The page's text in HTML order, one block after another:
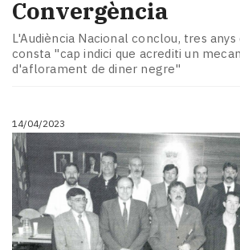
la
teva!
Subscriptors
La
Pallars
Contingut
patrocinat
Lo
més
llegit...
Editorial
Convergència
L'Audiència Nacional conclou, tres anys
consta "cap indici que acrediti un
d'aflorament de diner negre"
14/04/2023